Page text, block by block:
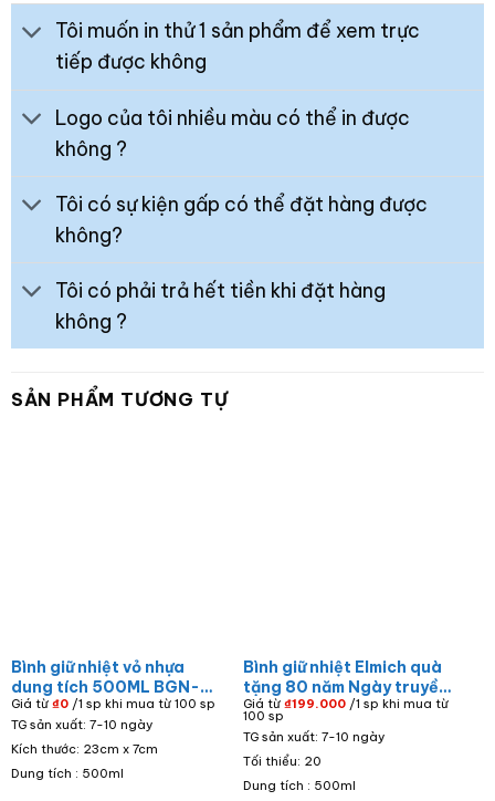
Tôi muốn in thử 1 sản phẩm để xem trực
tiếp được không
Logo của tôi nhiều màu có thể in được
không ?
Tôi có sự kiện gấp có thể đặt hàng được
không?
Tôi có phải trả hết tiền khi đặt hàng
không ?
SẢN PHẨM TƯƠNG TỰ
Bình giữ nhiệt vỏ nhựa
dung tích 500ML BGN-
09
Giá từ ₫0/1 sp khi mua từ 100 sp
TG sản xuất: 7-10 ngày
Kích thước: 23cm x 7cm
Dung tích : 500ml
Bình giữ nhiệt Elmich quà
tặng 80 năm Ngày truyền
thống Tòa án Nhân dân in
logo BGN-24
Giá từ₫199.000 /1 sp khi mua từ
100 sp
TG sản xuất: 7-10 ngày
Tối thiểu: 20
Dung tích : 500ml